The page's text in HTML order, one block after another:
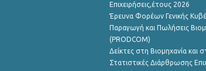
Επιχειρήσεις,έτους 2026
Έρευνα Φορέων Γενικής
Παραγωγή και Πωλήσεις
(PRODCOM)
Δείκτες στη Βιομηχανία και
Στατιστικές Διάρθρωσης